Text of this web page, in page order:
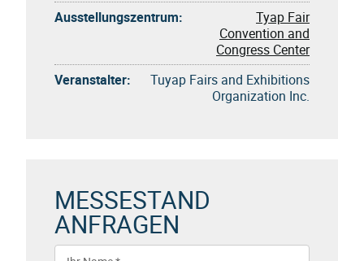
Ausstellungszentrum:
Tyap Fair
Convention and
Congress Center
Veranstalter:
Tuyap Fairs and Exhibitions
Organization Inc.
MESSESTAND
ANFRAGEN